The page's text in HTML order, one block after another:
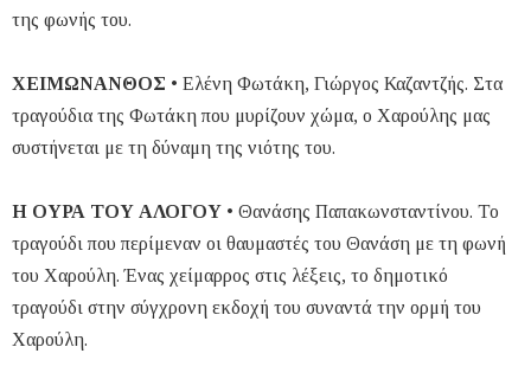
της φωνής του.
ΧΕΙΜΩΝΑΝΘΟΣ • Ελένη Φωτάκη, Γιώργος Καζαντζής. Στα
τραγούδια της Φωτάκη που μυρίζουν χώμα, ο Χαρούλης μας
συστήνεται με τη δύναμη της νιότης του.
Η ΟΥΡΑ ΤΟΥ ΑΛΟΓΟΥ • Θανάσης Παπακωνσταντίνου. Το
τραγούδι που περίμεναν οι θαυμαστές του Θανάση με τη φωνή
του Χαρούλη. Ένας χείμαρρος στις λέξεις, το δημοτικό
τραγούδι στην σύγχρονη εκδοχή του συναντά την ορμή του
Χαρούλη.